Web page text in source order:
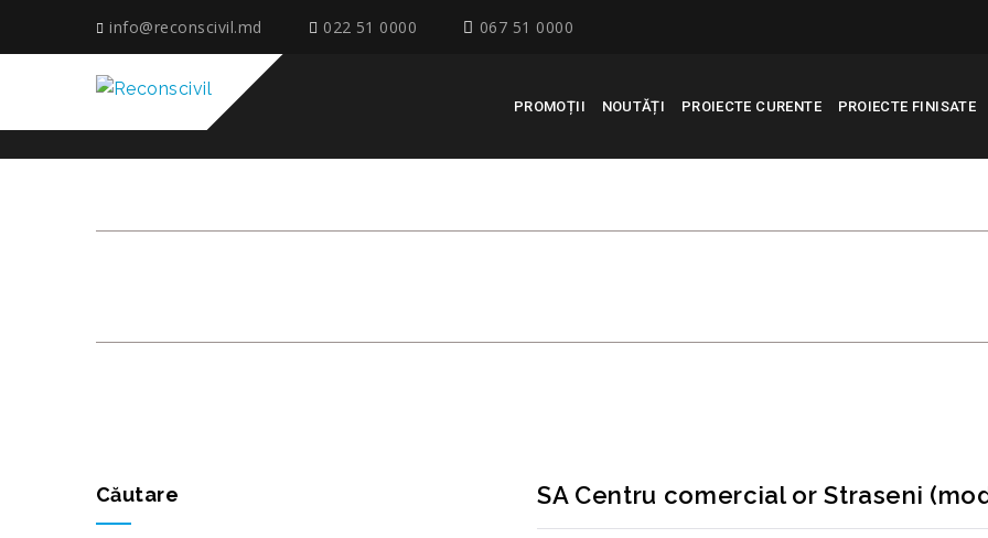
info@reconscivil.md 022 51 0000 067 51 0000
PROMOȚII NOUTĂȚI PROIECTE CURENTE PROIECTE FINISATE
Căutare SA Centru comercial or Straseni